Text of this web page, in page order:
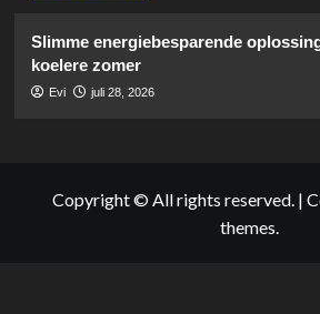
Slimme energiebesparende
koelere zomer
Evi juli 28, 2026
Copyright © All rights reserved. |
themes.